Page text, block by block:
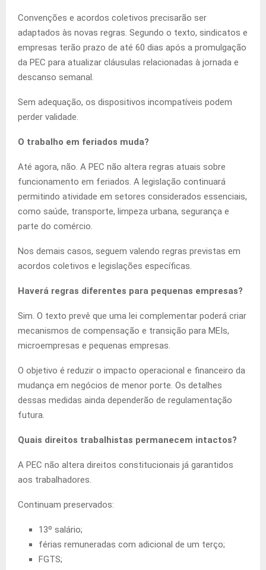
Convenções e acordos coletivos precisarão ser
adaptados às novas regras. Segundo o texto, sindicatos e
empresas terão prazo de até 60 dias após a promulgação
da PEC para atualizar cláusulas relacionadas à jornada e
descanso semanal.
Sem adequação, os dispositivos incompatíveis podem
perder validade.
O trabalho em feriados muda?
Até agora, não. A PEC não altera regras atuais sobre
funcionamento em feriados. A legislação continuará
permitindo atividade em setores considerados essenciais,
como saúde, transporte, limpeza urbana, segurança e
parte do comércio.
Nos demais casos, seguem valendo regras previstas em
acordos coletivos e legislações específicas.
Haverá regras diferentes para pequenas empresas?
Sim. O texto prevê que uma lei complementar poderá criar
mecanismos de compensação e transição para MEIs,
microempresas e pequenas empresas.
O objetivo é reduzir o impacto operacional e financeiro da
mudança em negócios de menor porte. Os detalhes
dessas medidas ainda dependerão de regulamentação
futura.
Quais direitos trabalhistas permanecem intactos?
A PEC não altera direitos constitucionais já garantidos
aos trabalhadores.
Continuam preservados:
13º salário;
férias remuneradas com adicional de um terço;
FGTS;